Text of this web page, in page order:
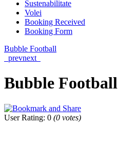
Sustenabilitate
Volei
Booking Received
Booking Form
Bubble Football
prevnext
Bubble Football
User Rating: 0 (0 votes)